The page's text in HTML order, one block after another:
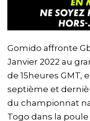
Gomido affronte
Janvier 2022 au
de 15heures GMT,
septième et
du championnat
Togo dans la poule